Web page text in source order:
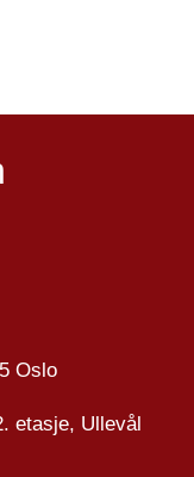
Oslo
etasje, Ullevål